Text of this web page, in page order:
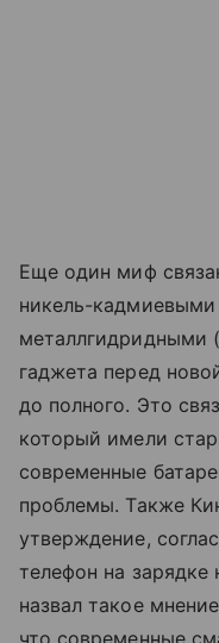
Еще один миф
никель-
металлгидридными
гаджета перед
до полного. Это
который имели
современные
проблемы. Также
утверждение,
телефон на
назвал такое